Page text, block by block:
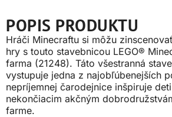
POPIS PRODUKTU
Hráči Minecraftu si môžu
hry s touto stavebnicou LEGO®
farma (21248). Táto všestranná
vystupuje jedna z najobľúbenejších
nepríjemnej čarodejnice inšpiruje
nekončiacim akčným
farme.